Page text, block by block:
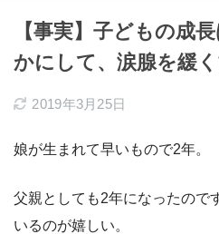
【事実】子どもの成
かにして、涙腺を緩
2019年3月25日
娘が生まれて早いもので2年。
父親としても2年になったので
いるのが嬉しい。